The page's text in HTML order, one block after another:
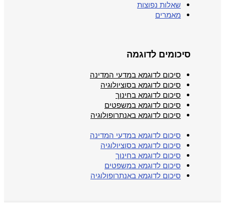
שאלות נפוצות
מאמרים
סיכומים לדוגמה
סיכום לדוגמא במדעי המדינה
סיכום לדוגמא בסוציולוגיה
סיכום לדוגמא בחינוך
סיכום לדוגמא במשפטים
סיכום לדוגמא באנתרופולוגיה
סיכום לדוגמא במדעי המדינה
סיכום לדוגמא בסוציולוגיה
סיכום לדוגמא בחינוך
סיכום לדוגמא במשפטים
סיכום לדוגמא באנתרופולוגיה